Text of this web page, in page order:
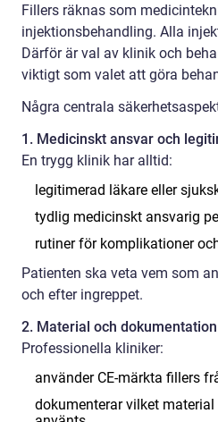
Fillers räknas som
injektionsbehandling. Alla
Därför är val av klinik och
viktigt som valet att göra
Några centrala
1. Medicinskt ansvar och
En trygg klinik har alltid:
legitimerad läkare eller
tydlig medicinskt ansvarig
rutiner för komplikationer
Patienten ska veta vem som
och efter ingreppet.
2. Material och dokumentation
Professionella kliniker:
använder CE-märkta fillers
dokumenterar vilket